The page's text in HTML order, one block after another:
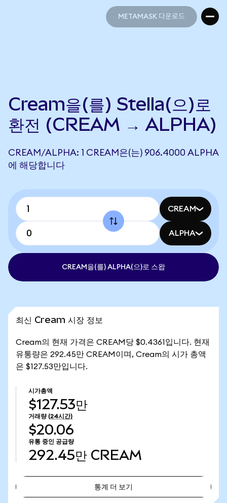
METAMASK 다운로드
Cream을(를) Stella(으)로
환전 (CREAM → ALPHA)
CREAM/ALPHA: 1 CREAM은(는) 906.4000 ALPHA
에 해당합니다
CREAM
ALPHA
CREAM을(를) ALPHA(으)로 스왑
최신 Cream 시장 정보
Cream의 현재 가격은 CREAM당 $0.4361입니다. 현재
유통량은 292.45만 CREAM이며, Cream의 시가 총액
은 $127.53만입니다.
시가총액
$127.53만
거래량 (24시간)
$20.06
유통 중인 공급량
292.45만 CREAM
통계 더 보기